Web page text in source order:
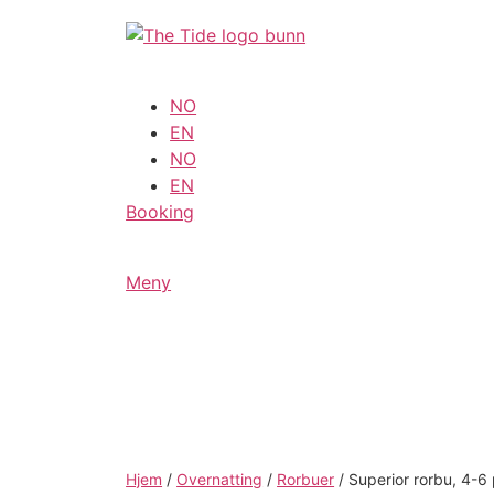
NO
EN
NO
EN
Booking
Meny
Hjem / Overnatting / Rorbuer / Superior rorbu, 4-6